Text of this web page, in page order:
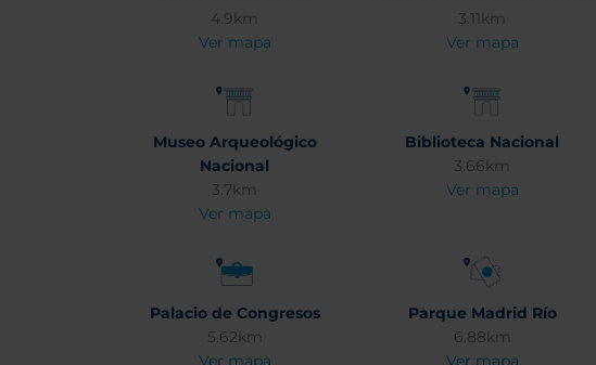
4.9km
Ver mapa
3.11km
Ver mapa
Museo Arqueológico
Nacional
3.7km
Ver mapa
Biblioteca Nacional
3.66km
Ver mapa
Palacio de Congresos
5.62km
Ver mapa
Parque Madrid Río
6.88km
Ver mapa